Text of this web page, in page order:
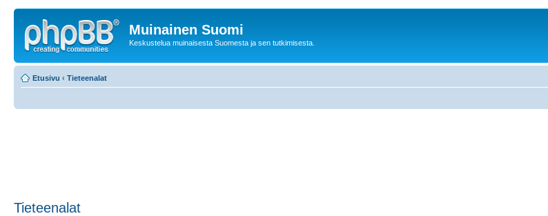
Muinainen Suomi
Keskustelua muinaisesta Suomesta ja sen tutkimisesta.
Etusivu ‹ Tieteenalat
Tieteenalat